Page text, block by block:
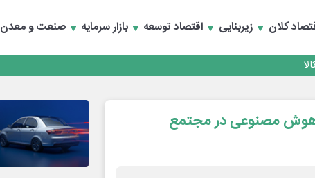
کلان زیربنایی اقتصاد توسعه بازار سرمایه صنعت و معدن
در مسیر توسعه تجارت و همگرایی منطقه‌ای
ارائه کرد
در مسیر توسعه تجارت و همگرایی منطقه‌ای
نوین تأمین مالی
هوش مصنوعی در مجتمع